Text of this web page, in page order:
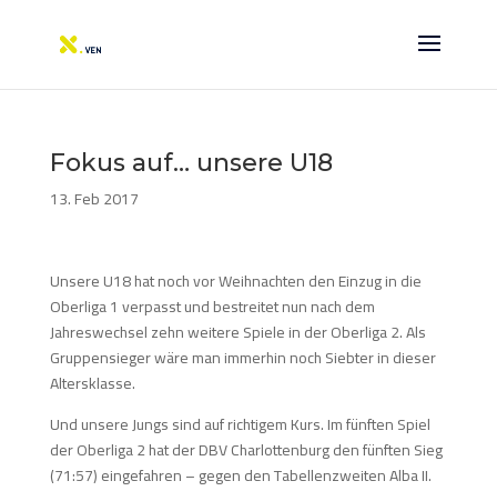
Fokus auf… unsere U18
13. Feb 2017
Unsere U18 hat noch vor Weihnachten den Einzug in die
Oberliga 1 verpasst und bestreitet nun nach dem
Jahreswechsel zehn weitere Spiele in der Oberliga 2. Als
Gruppensieger wäre man immerhin noch Siebter in dieser
Altersklasse.
Und unsere Jungs sind auf richtigem Kurs. Im fünften Spiel
der Oberliga 2 hat der DBV Charlottenburg den fünften Sieg
(71:57) eingefahren – gegen den Tabellenzweiten Alba II.